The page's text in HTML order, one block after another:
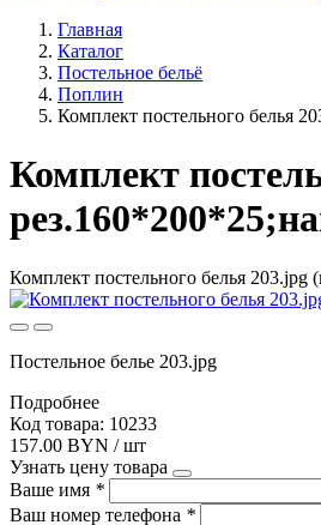
Главная
Каталог
Постельное бельё
Поплин
Комплект постельного белья
Комплект
Комплект постельного белья
Постельное белье 203.jpg
Подробнее
Код товара: 10233
157.00 BYN / шт
Узнать цену товара
Ваше имя *
Ваш номер телефона *